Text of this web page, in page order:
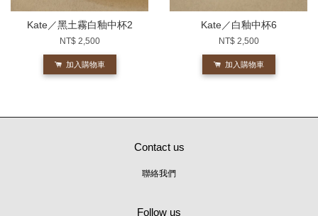
Kate／黑土霧白釉中杯2
NT$ 2,500
加入購物車
Kate／白釉中杯6
NT$ 2,500
加入購物車
Contact us
聯絡我們
Follow us